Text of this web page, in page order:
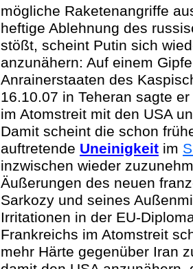
mögliche Raketenangriffe
heftige Ablehnung des
stößt, scheint Putin sich
anzunähern: Auf einem
Anrainerstaaten des
16.10.07 in Teheran sagte
im Atomstreit mit den USA
Damit scheint die schon
auftretende Uneinigkeit im
inzwischen wieder
Äußerungen des neuen
Sarkozy und seines
Irritationen in der EU-
Frankreichs im Atomstreit
mehr Härte gegenüber Iran